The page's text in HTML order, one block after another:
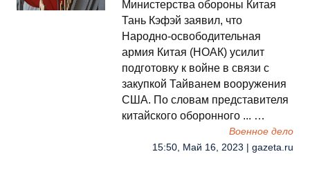
Министерства обороны Китая
Тань Кэфэй заявил, что
Народно-освободительная
армия Китая (НОАК) усилит
подготовку к войне в связи с
закупкой Тайванем вооружения
США. По словам представителя
китайского оборонного ... …
Военное дело
15:50, Май 16, 2023 | gazeta.ru